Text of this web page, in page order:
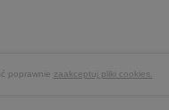
poprawnie zaakceptuj pliki cookies.